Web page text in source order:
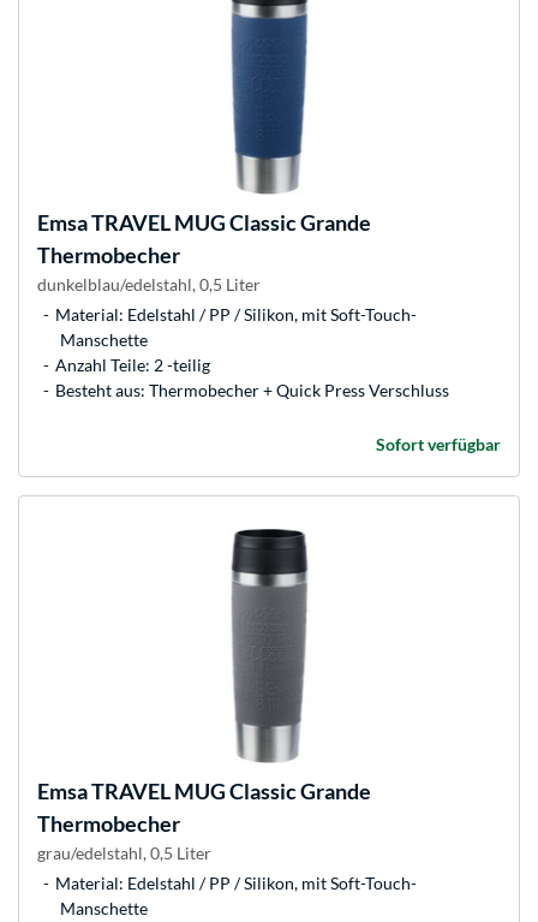
EmsaTRAVEL MUG Classic Grande
Thermobecher
dunkelblau/edelstahl, 0,5 Liter
Material: Edelstahl / PP / Silikon, mit Soft-Touch-
Manschette
Anzahl Teile: 2 -teilig
Besteht aus: Thermobecher + Quick Press Verschluss
Sofort verfügbar
EmsaTRAVEL MUG Classic Grande
Thermobecher
grau/edelstahl, 0,5 Liter
Material: Edelstahl / PP / Silikon, mit Soft-Touch-
Manschette